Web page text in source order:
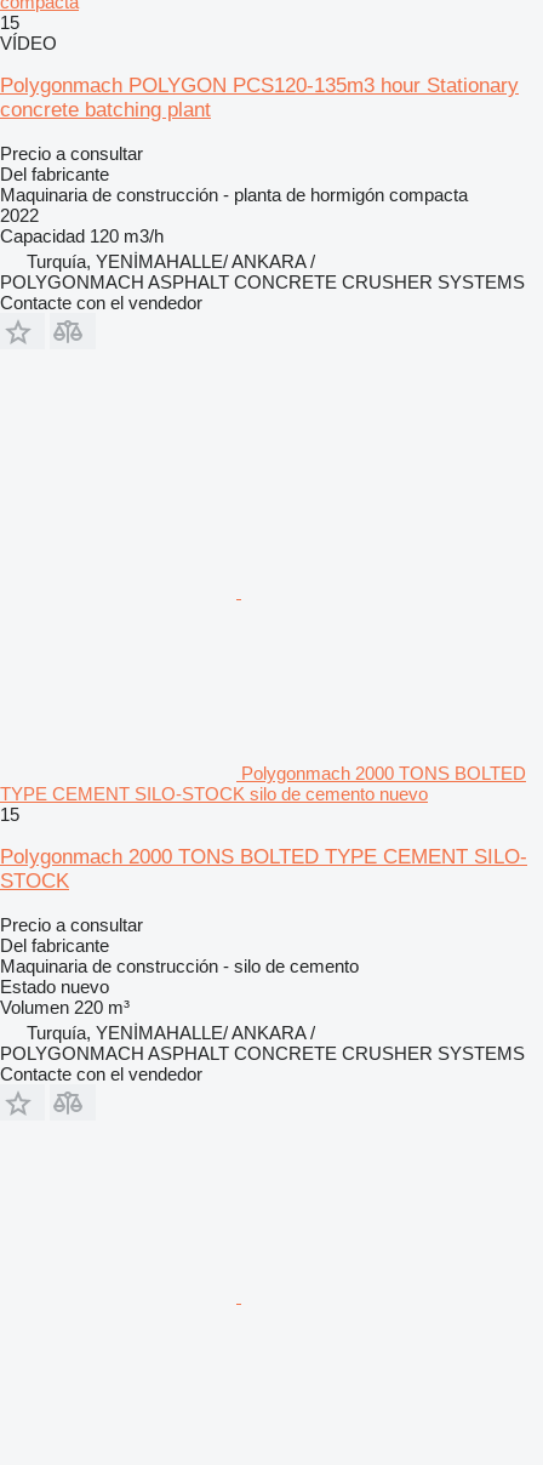
15
VÍDEO
Polygonmach POLYGON PCS120-135m3 hour Stationary
concrete batching plant
Precio a consultar
Del fabricante
Maquinaria de construcción - planta de hormigón compacta
2022
Capacidad 120 m3/h
Turquía, YENİMAHALLE/ ANKARA /
POLYGONMACH ASPHALT CONCRETE CRUSHER SYSTEMS
Contacte con el vendedor
Polygonmach 2000 TONS BOLTED
TYPE CEMENT SILO-STOCK silo de cemento nuevo
15
Polygonmach 2000 TONS BOLTED TYPE CEMENT SILO-
STOCK
Precio a consultar
Del fabricante
Maquinaria de construcción - silo de cemento
Estado nuevo
Volumen 220 m³
Turquía, YENİMAHALLE/ ANKARA /
POLYGONMACH ASPHALT CONCRETE CRUSHER SYSTEMS
Contacte con el vendedor